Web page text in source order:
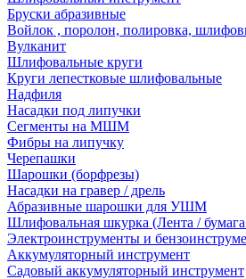
Бруски абразивные
Войлок , поролон, полировка,
Вулканит
Шлифовальные круги
Круги лепестковые шлифовальные
Надфиля
Насадки под липучки
Сегменты на МШМ
Фибры на липучку
Черепашки
Шарошки (борфрезы)
Насадки на гравер / дрель
Абразивные шарошки для УШМ
Шлифовальная шкурка (Лента /
Электроинструменты и
Аккумуляторный инструмент
Садовый аккумуляторный инструмент